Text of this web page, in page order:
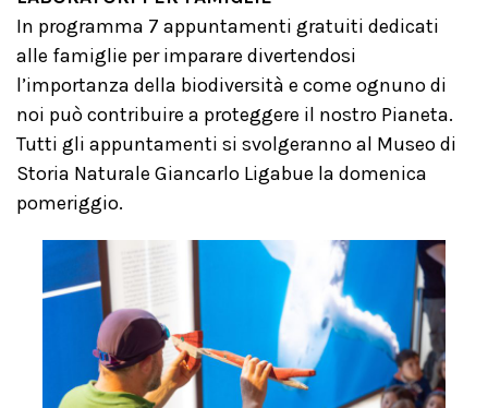
In programma 7 appuntamenti gratuiti dedicati
alle famiglie per imparare divertendosi
l’importanza della biodiversità e come ognuno di
noi può contribuire a proteggere il nostro Pianeta.
Tutti gli appuntamenti si svolgeranno al Museo di
Storia Naturale Giancarlo Ligabue la domenica
pomeriggio.